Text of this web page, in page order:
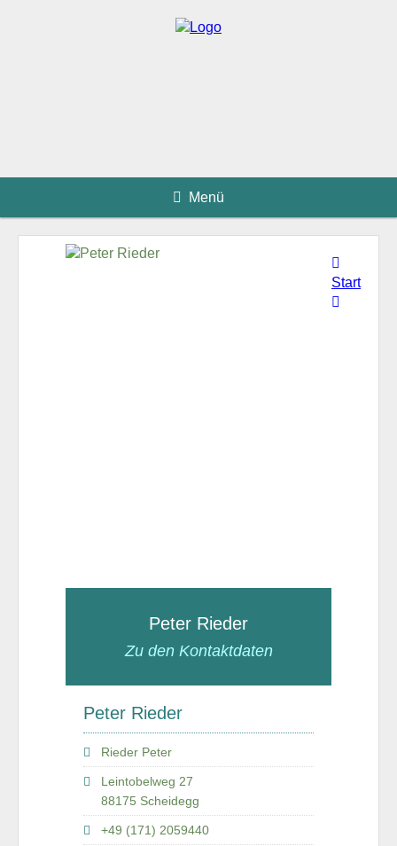
Menü
Peter Rieder
Zu den Kontaktdaten
Peter Rieder
Rieder Peter
Leintobelweg 27
88175 Scheidegg
+49 (171) 2059440
Start